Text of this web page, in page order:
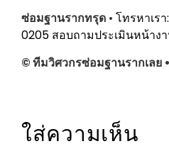
ซ่อมฐานรากทรุด • โทรหาเร
0205 สอบถามประเมินหน้าง
© ทีมวิศวกรซ่อมฐานรากเลย
ใส่ความเห็น